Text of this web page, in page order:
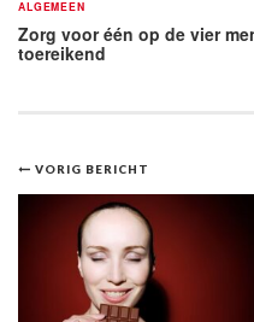
ALGEMEEN
Zorg voor één op de vier
toereikend
Bericht
navigatie
VORIG BERICHT